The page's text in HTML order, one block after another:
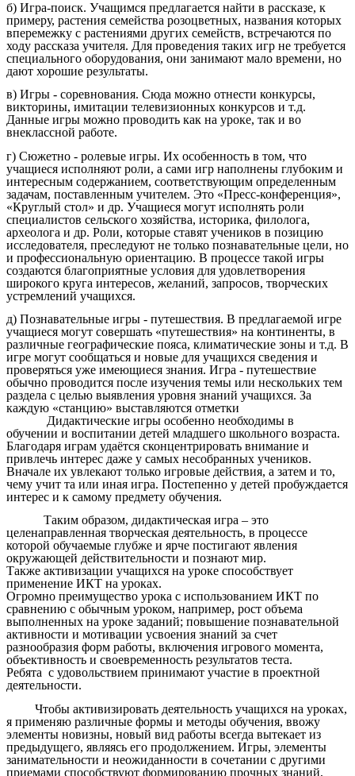
б) Игра-поиск. Учащимся предлагается найти в рассказе, к
примеру, растения семейства розоцветных, названия которых
вперемежку с растениями других семейств, встречаются по
ходу рассказа учителя. Для проведения таких игр не требуется
специального оборудования, они занимают мало времени, но
дают хорошие результаты.
в) Игры - соревнования. Сюда можно отнести конкурсы,
викторины, имитации телевизионных конкурсов и т.д.
Данные игры можно проводить как на уроке, так и во
внеклассной работе.
г) Сюжетно - ролевые игры. Их особенность в том, что
учащиеся исполняют роли, а сами игр наполнены глубоким и
интересным содержанием, соответствующим определенным
задачам, поставленным учителем. Это «Пресс-конференция»,
«Круглый стол» и др. Учащиеся могут исполнять роли
специалистов сельского хозяйства, историка, филолога,
археолога и др. Роли, которые ставят учеников в позицию
исследователя, преследуют не только познавательные цели, но
и профессиональную ориентацию. В процессе такой игры
создаются благоприятные условия для удовлетворения
широкого круга интересов, желаний, запросов, творческих
устремлений учащихся.
д) Познавательные игры - путешествия. В предлагаемой игре
учащиеся могут совершать «путешествия» на континенты, в
различные географические пояса, климатические зоны и т.д. В
игре могут сообщаться и новые для учащихся сведения и
проверяться уже имеющиеся знания. Игра - путешествие
обычно проводится после изучения темы или нескольких тем
раздела с целью выявления уровня знаний учащихся. За
каждую «станцию» выставляются отметки
Дидактические игры особенно необходимы в
обучении и воспитании детей младшего школьного возраста.
Благодаря играм удаётся сконцентрировать внимание и
привлечь интерес даже у самых несобранных учеников.
Вначале их увлекают только игровые действия, а затем и то,
чему учит та или иная игра. Постепенно у детей пробуждается
интерес и к самому предмету обучения.
Таким образом, дидактическая игра – это
целенаправленная творческая деятельность, в процессе
которой обучаемые глубже и ярче постигают явления
окружающей действительности и познают мир.
Также активизации учащихся на уроке способствует
применение ИКТ на уроках.
Огромно преимущество урока с использованием ИКТ по
сравнению с обычным уроком, например, рост объема
выполненных на уроке заданий; повышение познавательной
активности и мотивации усвоения знаний за счет
разнообразия форм работы, включения игрового момента,
объективность и своевременность результатов теста.
Ребята с удовольствием принимают участие в проектной
деятельности.
Чтобы активизировать деятельность учащихся на уроках,
я применяю различные формы и методы обучения, ввожу
элементы новизны, новый вид работы всегда вытекает из
предыдущего, являясь его продолжением. Игры, элементы
занимательности и неожиданности в сочетании с другими
приемами способствуют формированию прочных знаний,